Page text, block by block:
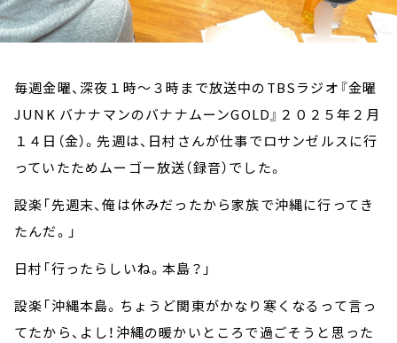
毎週金曜、深夜１時～３時まで放送中のTBSラジオ『金曜
JUNK バナナマンのバナナムーンGOLD』２０２５年２月
１４日（金）。先週は、日村さんが仕事でロサンゼルスに行
っていたためムーゴー放送（録音）でした。
設楽「先週末、俺は休みだったから家族で沖縄に行ってき
たんだ。」
日村「行ったらしいね。本島？」
設楽「沖縄本島。ちょうど関東がかなり寒くなるって言っ
てたから、よし！沖縄の暖かいところで過ごそうと思った